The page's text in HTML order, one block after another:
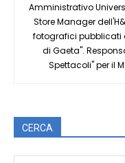
Amministrativo
Store Manager
fotografici pubblicati
di Gaeta".
Spettacoli" per il
CERCA